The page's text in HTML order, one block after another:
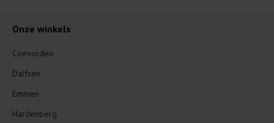
Onze winkels
Coevorden
Dalfsen
Emmen
Hardenberg